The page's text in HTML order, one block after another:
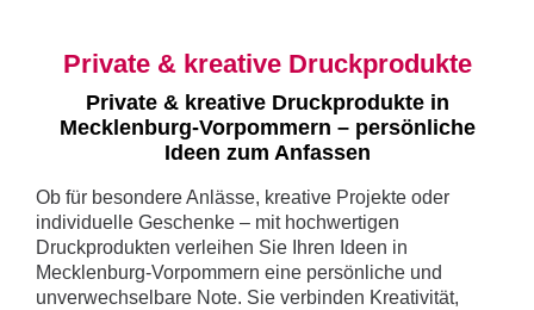
Private & kreative Druckprodukte
Private & kreative Druckprodukte in
Mecklenburg-Vorpommern – persönliche
Ideen zum Anfassen
Ob für besondere Anlässe, kreative Projekte oder
individuelle Geschenke – mit hochwertigen
Druckprodukten verleihen Sie Ihren Ideen in
Mecklenburg-Vorpommern eine persönliche und
unverwechselbare Note. Sie verbinden Kreativität,